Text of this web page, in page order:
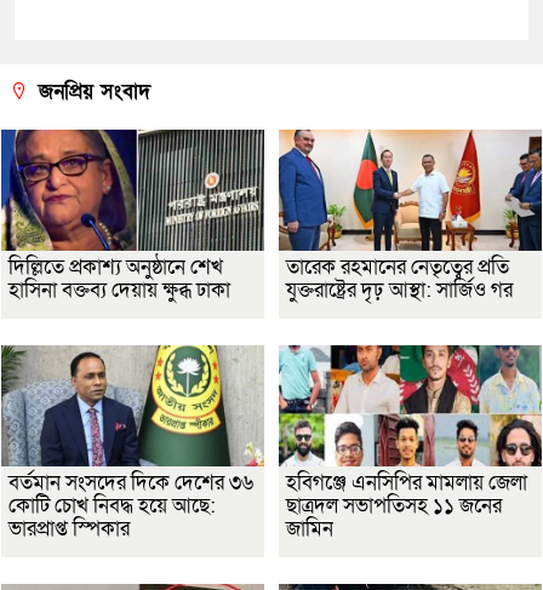
জনপ্রিয় সংবাদ
দিল্লিতে প্রকাশ্য অনুষ্ঠানে শেখ
হাসিনা বক্তব্য দেয়ায় ক্ষুব্ধ ঢাকা
তারেক রহমানের নেতৃত্বের প্রতি
যুক্তরাষ্ট্রের দৃঢ় আস্থা: সার্জিও গর
বর্তমান সংসদের দিকে দেশের ৩৬
কোটি চোখ নিবদ্ধ হয়ে আছে:
ভারপ্রাপ্ত স্পিকার
হবিগঞ্জে এনসিপির মামলায় জেলা
ছাত্রদল সভাপতিসহ ১১ জনের
জামিন